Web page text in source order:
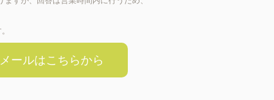
ルはこちらから